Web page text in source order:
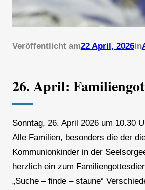
Veröffentlicht am22 April, 2026in
26. April:
Sonntag, 26. April 2026 um 10.30
Alle Familien, besonders die der
Kommunionkinder in der
herzlich ein zum
„Suche – finde – staune“